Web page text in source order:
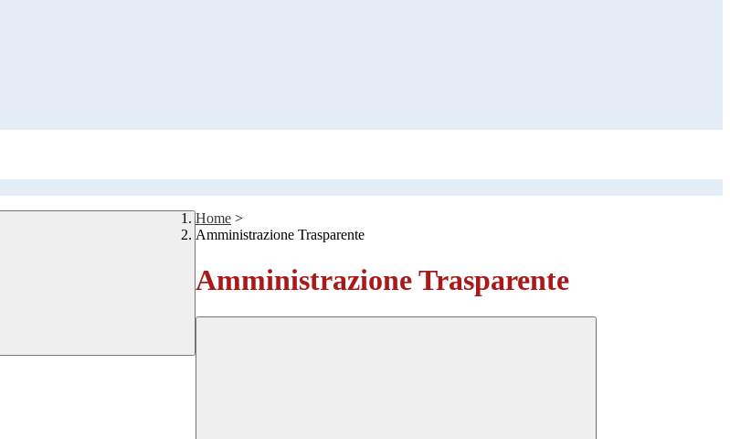
Home >
Amministrazione Trasparente
Amministrazione Trasparente